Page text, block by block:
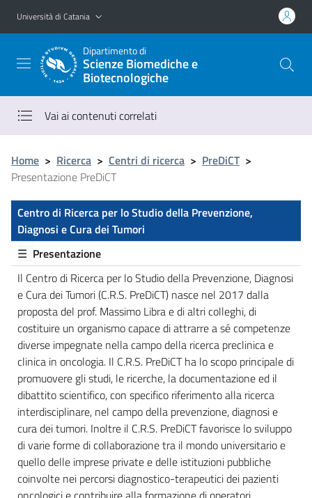
Vai al contenuto principale
Vai al menu di navigazione
Università di Catania
Dipartimento di
Scienze Biomediche e
Biotecnologiche
Vai ai contenuti correlati
Home > Ricerca > Centri di ricerca > PreDiCT >
Presentazione PreDiCT
Centro di Ricerca per lo Studio della Prevenzione,
Diagnosi e Cura dei Tumori
☰ Presentazione
Il Centro di Ricerca per lo Studio della Prevenzione, Diagnosi
e Cura dei Tumori (C.R.S. PreDiCT) nasce nel 2017 dalla
proposta del prof. Massimo Libra e di altri colleghi, di
costituire un organismo capace di attrarre a sé competenze
diverse impegnate nella campo della ricerca preclinica e
clinica in oncologia. Il C.R.S. PreDiCT ha lo scopo principale di
promuovere gli studi, le ricerche, la documentazione ed il
dibattito scientifico, con specifico riferimento alla ricerca
interdisciplinare, nel campo della prevenzione, diagnosi e
cura dei tumori. Inoltre il C.R.S. PreDiCT favorisce lo sviluppo
di varie forme di collaborazione tra il mondo universitario e
quello delle imprese private e delle istituzioni pubbliche
coinvolte nei percorsi diagnostico-terapeutici dei pazienti